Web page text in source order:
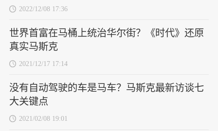
2022/12/08 17:36
世界首富在马桶上统治华尔街？《时代》还原
真实马斯克
2021/12/17 17:14
没有自动驾驶的车是马车？马斯克最新访谈七
大关键点
2021/02/08 19:01